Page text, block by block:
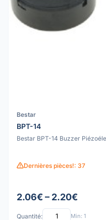
Bestar
BPT-14
Bestar BPT-14 Buzzer
Dernières pièces!: 37
2.06€ – 2.20€
Quantité: Min: 1